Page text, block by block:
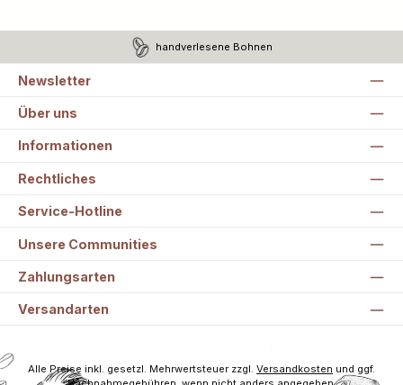
handverlesene Bohnen
Newsletter
Über uns
Informationen
Rechtliches
Service-Hotline
Unsere Communities
Zahlungsarten
Versandarten
Alle Preise inkl. gesetzl. Mehrwertsteuer zzgl. Versandkosten und ggf.